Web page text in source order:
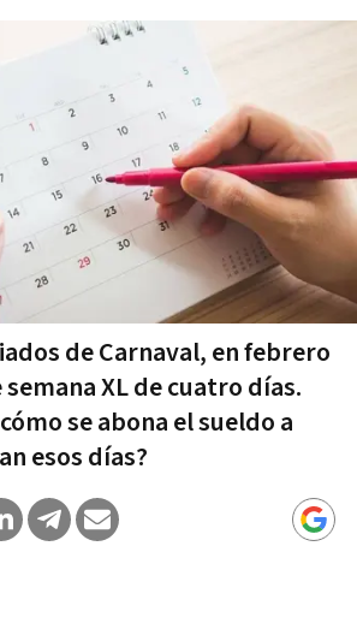
de Carnaval, en febrero
XL de cuatro días.
se abona el sueldo a
esos días?